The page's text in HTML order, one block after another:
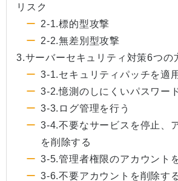
リスク
2-1.標的型攻撃
2-2.無差別型攻撃
3.サーバーセキュリティ対策6つの
3-1.セキュリティパッチを適
3-2.憶測のしにくいパスワー
3-3.ログ管理を行う
3-4.不要なサービスを停止、
を削除する
3-5.管理者権限のアカウント
3-6.不要アカウントを削除す